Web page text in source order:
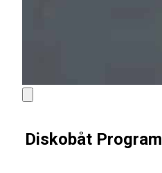
Diskobåt Program